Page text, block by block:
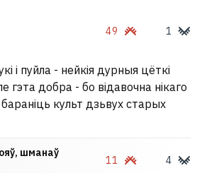
49 1
і пуйла - нейкія дурныя цёткі
гэта добра - бо відавочна нікаго
культ дзьвух старых
шманаў
11 4